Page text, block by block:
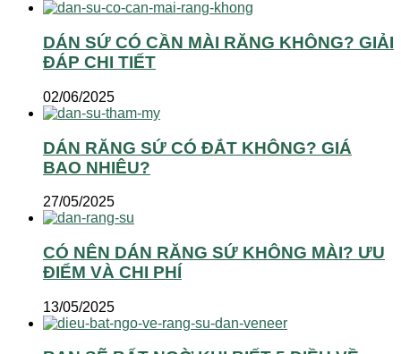
DÁN SỨ CÓ CẦN MÀI RĂNG KHÔNG? GIẢI
ĐÁP CHI TIẾT
02/06/2025
DÁN RĂNG SỨ CÓ ĐẮT KHÔNG? GIÁ
BAO NHIÊU?
27/05/2025
CÓ NÊN DÁN RĂNG SỨ KHÔNG MÀI? ƯU
ĐIỂM VÀ CHI PHÍ
13/05/2025